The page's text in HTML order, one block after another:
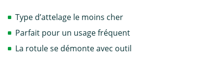
Type d’attelage le moins cher
Parfait pour un usage fréquent
La rotule se démonte avec outil